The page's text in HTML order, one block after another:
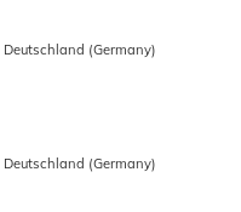
(Germany)
(Germany)